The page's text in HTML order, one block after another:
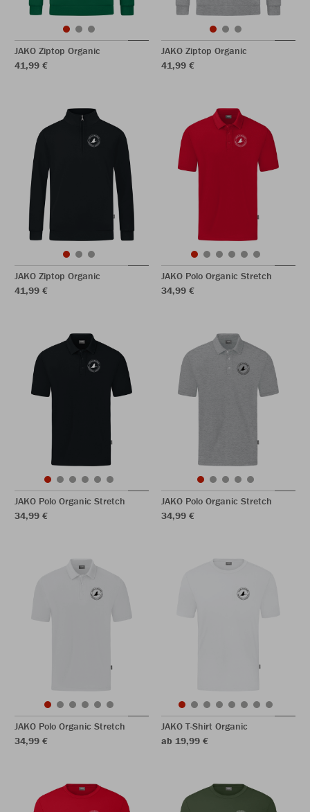
JAKO Ziptop Organic
41,99 €
JAKO Ziptop Organic
41,99 €
JAKO Ziptop Organic
41,99 €
JAKO Polo Organic Stretch
34,99 €
JAKO Polo Organic Stretch
34,99 €
JAKO Polo Organic Stretch
34,99 €
JAKO Polo Organic Stretch
34,99 €
JAKO T-Shirt Organic
ab 19,99 €